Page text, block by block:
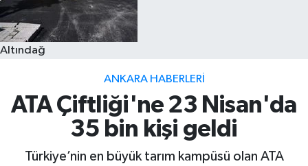
Altındağ
ANKARA HABERLERI
ATA Çiftliği'ne 23 Nisan'da
35 bin kişi geldi
Türkiye’nin en büyük tarım kampüsü olan ATA